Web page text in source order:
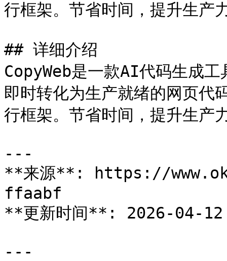
行框架。节省时间，提升生产
## 详细介绍
CopyWeb是一款AI代码生成
即时转化为生产就绪的网页
行框架。节省时间，提升生产
---
**来源**: https://
ffaabf
**更新时间**: 2026-04-
---